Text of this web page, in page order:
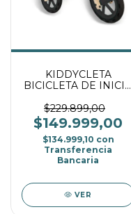
KIDDYCLETA
BICICLETA DE INICIO
NEGRA
$229.899,00
$149.999,00
$134.999,10 con
Transferencia
Bancaria
VER